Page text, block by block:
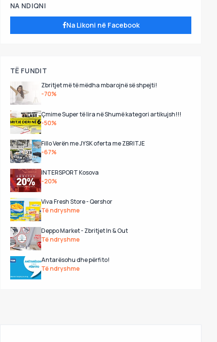
NA NDIQNI
Na Likoni në Facebook
TË FUNDIT
Zbritjet më të mëdha mbarojnë së shpejti!
-70%
Çmime Super të lira në Shumë kategori artikujsh!!!
-50%
Fillo Verën me JYSK oferta me ZBRITJE
-67%
INTERSPORT Kosova
-20%
Viva Fresh Store - Qershor
Të ndryshme
Deppo Market - Zbritjet In & Out
Të ndryshme
Antarësohu dhe përfito!
Të ndryshme